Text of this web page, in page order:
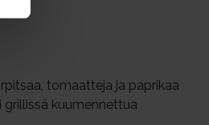
tomaatteja ja paprikaa
kuumennettua